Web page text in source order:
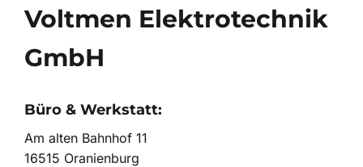
Voltmen Elektrotechnik
GmbH
Büro & Werkstatt:
Am alten Bahnhof 11
16515 Oranienburg